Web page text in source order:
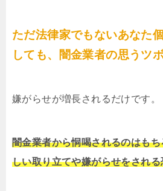
ただ法律家でもないあなた
しても、闇金業者の思うツボ
嫌がらせが増長されるだけです。
闇金業者から恫喝されるのはも
しい取り立てや嫌がらせをされ